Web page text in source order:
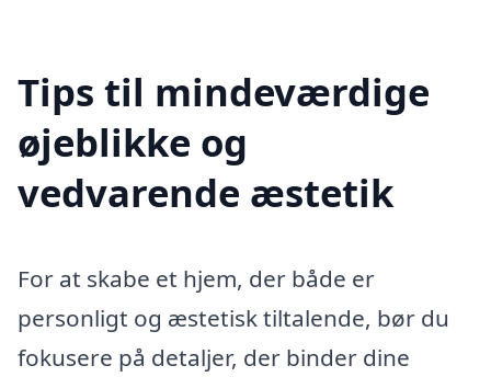
Tips til mindeværdige
øjeblikke og
vedvarende æstetik
For at skabe et hjem, der både er
personligt og æstetisk tiltalende, bør du
fokusere på detaljer, der binder dine